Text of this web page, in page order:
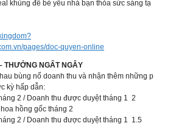
khủng để bé yêu nhà bạn thỏa sức sáng tạ
pages/doc-quyen-online
THƯỞNG NGẤT NGÂY
bùng nổ doanh thu và nhận thêm những p
kỳ hấp dẫn:
2 / Doanh thu được duyệt tháng 1 2
hồng gốc tháng 2
2 / Doanh thu được duyệt tháng 1 1.5